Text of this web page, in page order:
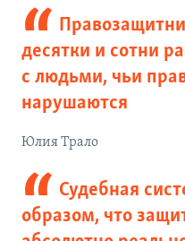
десятки и сотни
с людьми, чьи
нарушаются
Юлия Трало
Судебная
образом, что